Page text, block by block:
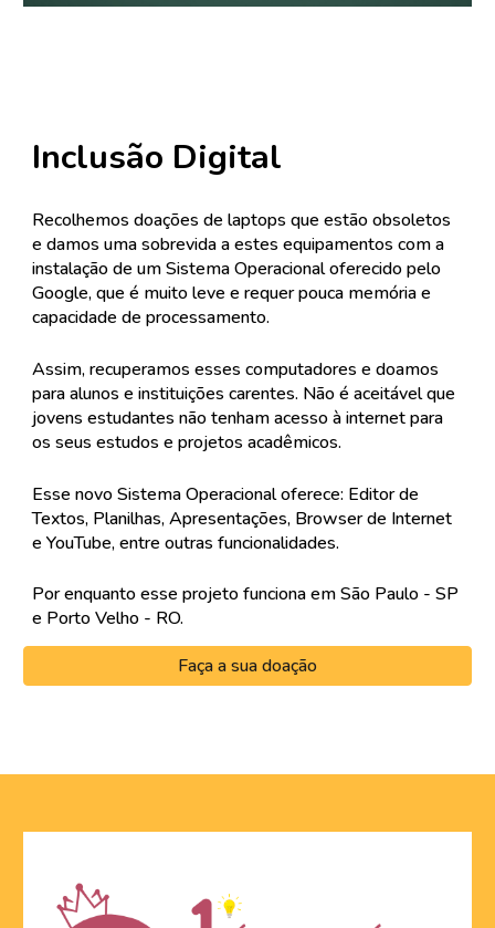
Inclusão Digital
Recolhemos doações de laptops que estão obsoletos
e damos uma sobrevida a estes equipamentos com a
instalação de um Sistema Operacional oferecido pelo
Google, que é muito leve e requer pouca memória e
capacidade de processamento.
Assim, recuperamos esses computadores e doamos
para alunos e instituições carentes. Não é aceitável que
jovens estudantes não tenham acesso à internet para
os seus estudos e projetos acadêmicos.
Esse novo Sistema Operacional oferece: Editor de
Textos, Planilhas, Apresentações, Browser de Internet
e YouTube, entre outras funcionalidades.
Por enquanto esse projeto funciona em São Paulo - SP
e Porto Velho - RO.
Faça a sua doação